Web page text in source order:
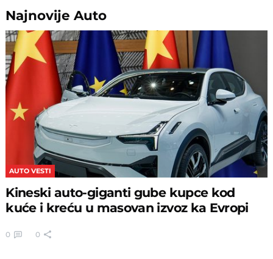
NajnovijeAuto
AUTO VESTI
Kineski auto-giganti gube kupce kod
kuće i kreću u masovan izvoz ka Evropi
0 0